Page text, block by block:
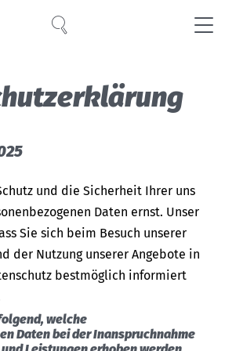
Suche
IN GREEN
und die Sicherheit Ihrer uns
Daten ernst. Unser
Sie sich beim Besuch unserer
der Nutzung unserer Angebote in
bestmöglich informiert
welche
Daten bei der Inanspruchnahme